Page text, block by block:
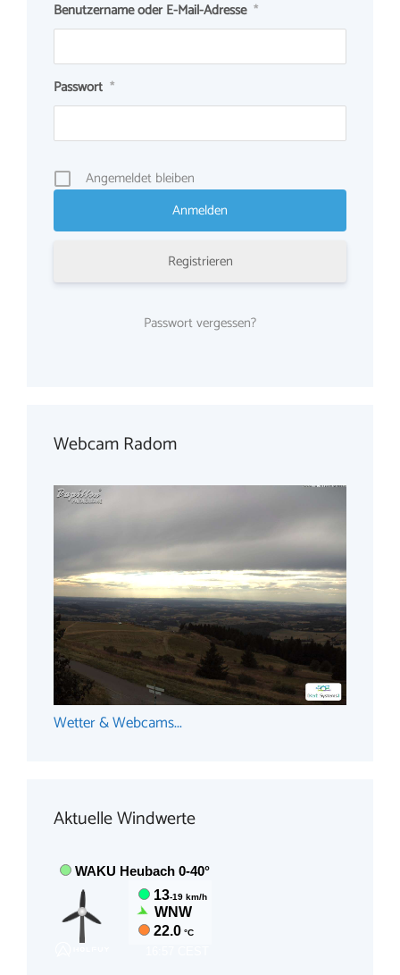
Benutzername oder E-Mail-Adresse *
Passwort *
Angemeldet bleiben
Registrieren
Passwort vergessen?
Webcam Radom
Wetter & Webcams...
Aktuelle Windwerte